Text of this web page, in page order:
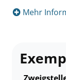
Mehr